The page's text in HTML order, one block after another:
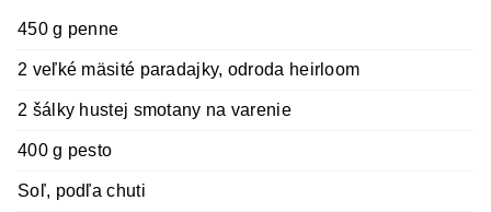
450 g penne
2 veľké mäsité paradajky, odroda heirloom
2 šálky hustej smotany na varenie
400 g pesto
Soľ, podľa chuti